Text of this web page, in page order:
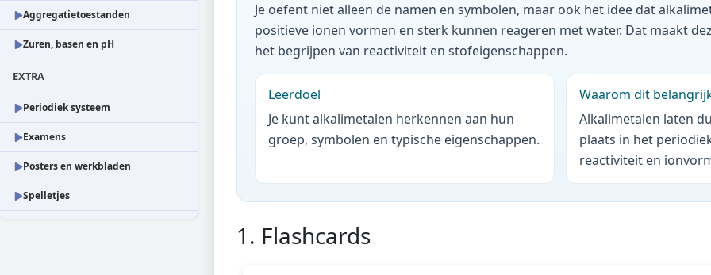
Aggregatietoestanden
Zuren, basen en pH
EXTRA
Periodiek systeem
Examens
Posters en werkbladen
Spelletjes
Je oefent niet alleen de namen en symbolen, maar ook het idee dat
positieve ionen vormen en sterk kunnen reageren met water. Dat maakt
het begrijpen van reactiviteit en stofeigenschappen.
Leerdoel
Je kunt alkalimetalen herkennen aan hun
groep, symbolen en typische eigenschappen.
Waarom dit
Alkalimetalen laten
plaats in het
reactiviteit en
1. Flashcards